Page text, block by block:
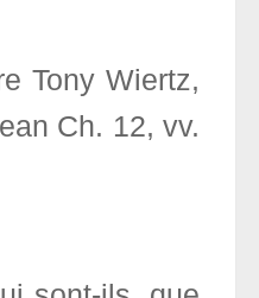
Tony Wiertz,
Ch. 12, vv.